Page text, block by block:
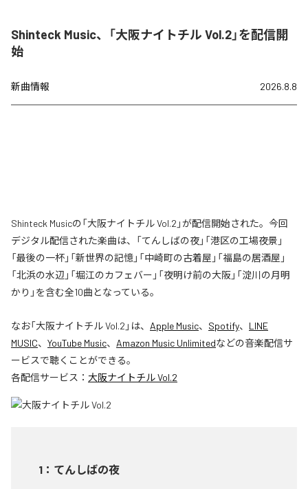
Shinteck Music、「大阪ナイトチル Vol.2」を配信開
始
新曲情報 2026.8.8
Shinteck Musicの「大阪ナイトチル Vol.2」が配信開始された。今回
デジタル配信された楽曲は、「てんしばの夜」「港区の工場夜景」
「最後の一杯」「新世界の記憶」「中崎町の古着屋」「福島の居酒屋」
「北浜の水辺」「堀江のカフェバー」「夜明け前の大阪」「淀川の月明
かり」を含む全10曲となっている。
なお「大阪ナイトチル Vol.2 」は、 Apple Music、 Spotify、 LINE
MUSIC、 YouTube Music、 Amazon Music Unlimitedなどの音楽配信サ
ービスで聴くことができる。
各配信サービス： 大阪ナイトチル Vol.2
1 ： てんしばの夜